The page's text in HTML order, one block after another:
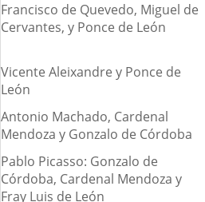
Francisco de Quevedo, Miguel de
Cervantes, y Ponce de León
Vicente Aleixandre y Ponce de
León
Antonio Machado, Cardenal
Mendoza y Gonzalo de Córdoba
Pablo Picasso: Gonzalo de
Córdoba, Cardenal Mendoza y
Fray Luis de León